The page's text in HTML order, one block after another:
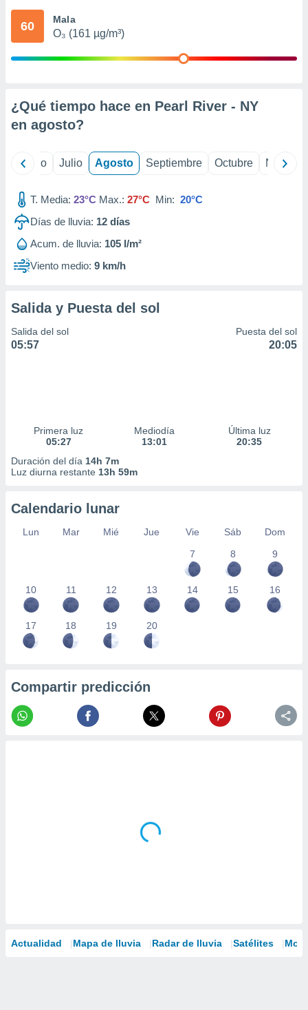
mediante
publicidad
1199
60 Mala
O₃ (161 µg/m³)
¿Qué tiempo hace en Pearl River - NY
en agosto?
Junio Julio Agosto Septiembre Octubre
T. Media: 23°C Max.: 27°C Min: 20°C
Días de lluvia: 12 días
Acum. de lluvia: 105 l/m²
Viento medio: 9 km/h
Salida y Puesta del sol
Salida del sol
05:57
Puesta del sol
20:05
Primera luz
05:27
Mediodía
13:01
Última luz
20:35
Duración del día 14h 7m
Luz diurna restante 13h 59m
Calendario lunar
Lun Mar Mié Jue Vie Sáb
Dom
7
8 9
10 11 12 13 14 15 16
17 18 19 20
Compartir predicción
Actualidad Mapa de lluvia Radar de lluvia Satélites